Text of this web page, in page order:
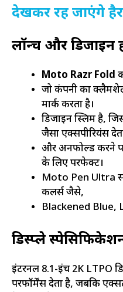
देखकर रह जाएंगे
लॉन्च और डिजाइन
Moto Razr Fold
जो कंपनी का
मार्क करता है।
डिजाइन स्लिम है,
जैसा एक्सपीरियंस
और अनफोल्ड करने पर
के लिए परफेक्ट।
Moto Pen Ultra
कलर्स जैसे,
Blackened Blue,
डिस्प्ले
इंटरनल 8.1-इंच 2K LTPO
परफॉर्मेंस देता है, जबकि